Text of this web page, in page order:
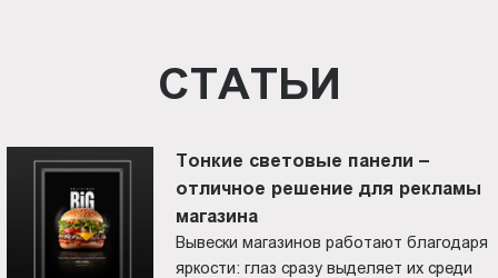
СТАТЬИ
Тонкие световые панели –
отличное решение для рекламы
магазина
Вывески магазинов работают благодаря
яркости: глаз сразу выделяет их среди